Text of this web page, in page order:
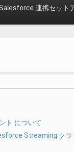
連携セット
ト について
Streaming クラ